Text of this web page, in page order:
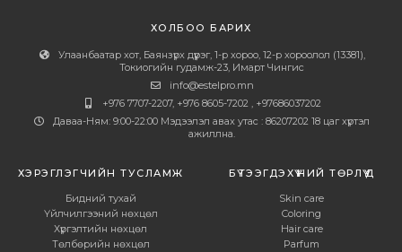
ХОЛБОО БАРИХ
Улаанбаатар хот, Баянзүрх дүүрэг, 1-р хороо, 12-р хороолол (13381),
Токиогийн гудамж-23, Имарт Чингис
info@estelpro.mn
+976 7707-2207, +976 8605-7202 , +97686037202
Даваа-Ням: 9:00-22:00 Мэдээлэл авах утас : 86207202 18 цаг хүртэл
ажиллна.
ХЭРЭГЛЭГЧИЙН ТУСЛАМЖ
Бидний тухай
Үйлчилгээний нөхцөл
Хүргэлтийн нөхцөл
Төлбөрийн нөхцөл
БҮТЭЭГДЭХҮҮНИЙ ТӨРЛҮҮД
Skin care
Coloring
Hair care
Parfum